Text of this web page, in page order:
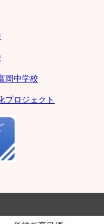
岡中学校
ロジェクト